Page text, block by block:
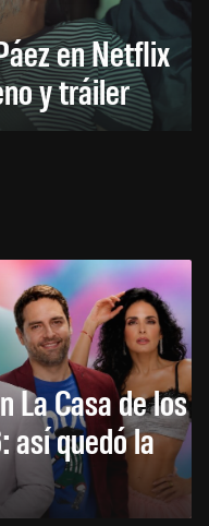
en Netflix
y tráiler
La Casa de los
así quedó la